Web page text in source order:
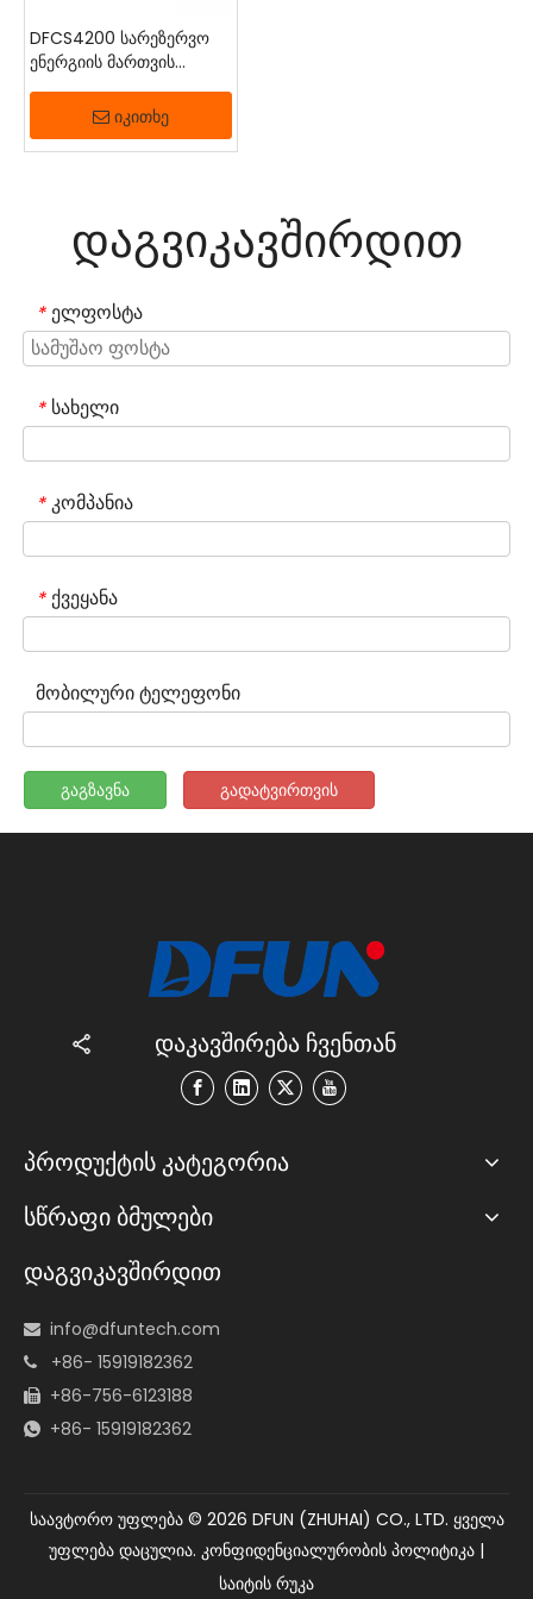
DFCS4200 სარეზერვო
ენერგიის მართვის
სისტემა
იკითხე
დაგვიკავშირდით
* ელფოსტა
* სახელი
* კომპანია
* ქვეყანა
მობილური ტელეფონი
გაგზავნა გადატვირთვის
დაკავშირება ჩვენთან
პროდუქტის კატეგორია
სწრაფი ბმულები
დაგვიკავშირდით
 info@dfuntech.com
 +86- 15919182362
 +86-756-6123188
 +86- 15919182362
საავტორო უფლება © 2026 DFUN (ZHUHAI) CO., LTD. ყველა
უფლება დაცულია. კონფიდენციალურობის პოლიტიკა |
საიტის რუკა